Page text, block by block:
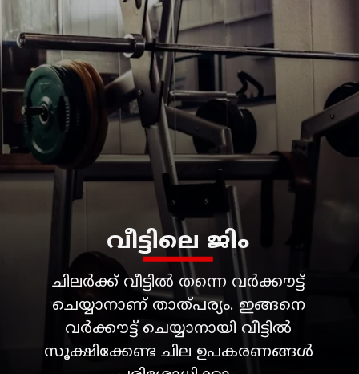
ചിലർക്ക് വീട്ടിൽ തന്നെ വർക്കൗട്ട്
ചെയ്യാനാണ് താത്പര്യം. ഇങ്ങനെ
വർക്കൗട്ട് ചെയ്യാനായി വീട്ടിൽ
സൂക്ഷിക്കേണ്ട ചില ഉപകരണങ്ങൾ
വീട്ടിലെ ജിം